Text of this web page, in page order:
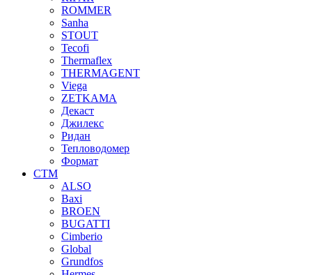
ROMMER
Sanha
STOUT
Tecofi
Thermaflex
THERMAGENT
Viega
ZETKAMA
Декаст
Джилекс
Ридан
Тепловодомер
Формат
СТМ
ALSO
Baxi
BROEN
BUGATTI
Cimberio
Global
Grundfos